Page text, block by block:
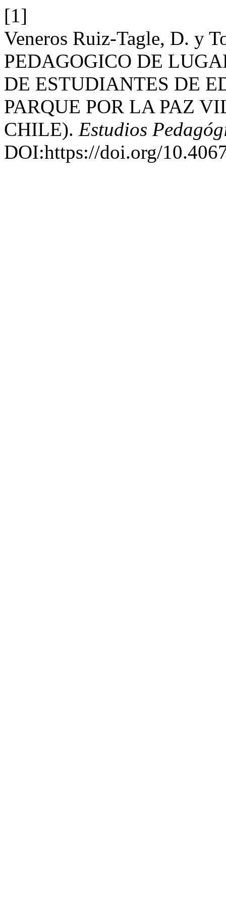
[1]
Veneros Ruiz-Tagle, D. y
PEDAGOGICO DE
DE ESTUDIANTES DE
PARQUE POR LA PAZ
CHILE). Estudios
DOI:https://doi.org/